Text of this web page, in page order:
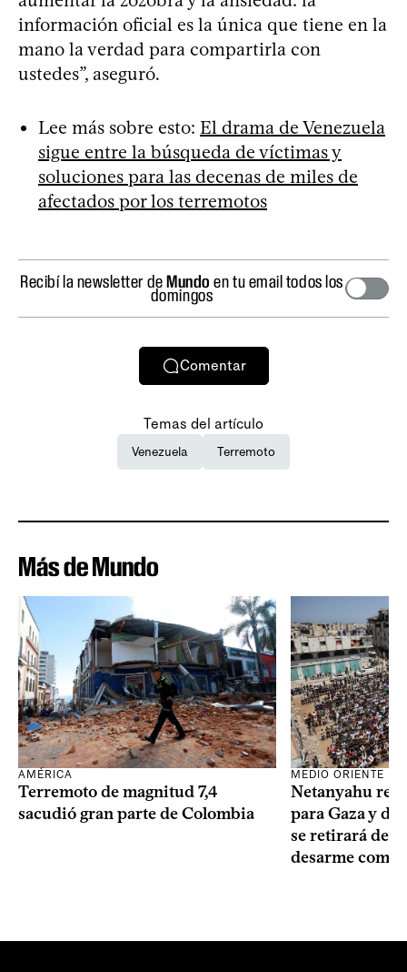
información oficial es la única que tiene en la
mano la verdad para compartirla con
ustedes”, aseguró.
Lee más sobre esto: El drama de Venezuela
sigue entre la búsqueda de víctimas y
soluciones para las decenas de miles de
afectados por los terremotos
Recibí la newsletter deMundo en tu email todos los
domingos
Comentar
Temas del artículo
Venezuela Terremoto
Más de Mundo
AMÉRICA
Terremoto de magnitud 7,4
sacudió gran parte de Colombia
MEDIO ORIENTE
Netanyahu
para Gaza y
se retirará del
desarme